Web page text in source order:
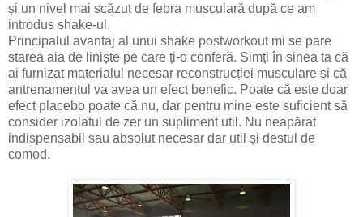
și un nivel mai scăzut de febra musculară după ce am
introdus shake-ul.
Principalul avantaj al unui shake postworkout mi se pare
starea aia de liniște pe care ți-o conferă. Simți în sinea ta că
ai furnizat materialul necesar reconstrucției musculare și că
antrenamentul va avea un efect benefic. Poate că este doar
efect placebo poate că nu, dar pentru mine este suficient să
consider izolatul de zer un supliment util. Nu neapărat
indispensabil sau absolut necesar dar util și destul de
comod.